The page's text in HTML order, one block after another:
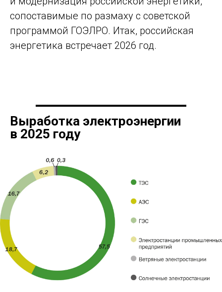
сопоставимые по размаху с советской
программой ГОЭЛРО. Итак, российская
энергетика встречает 2026 год.
Выработка электроэнергии
в 2025 году